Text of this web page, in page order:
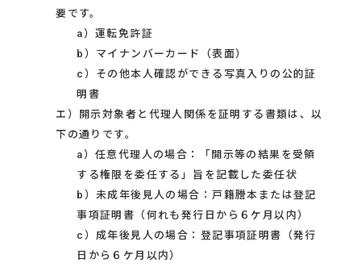
要です。
a）運転免許証
b）マイナンバーカード（表面）
c）その他本人確認ができる写真入りの公的証
明書
エ）開示対象者と代理人関係を証明する書類は、以
下の通りです。
a）任意代理人の場合：「開示等の結果を受領
する権限を委任する」旨を記載した委任状
b）未成年後見人の場合：戸籍謄本または登記
事項証明書（何れも発行日から６ケ月以内）
c）成年後見人の場合：登記事項証明書（発行
日から６ケ月以内）